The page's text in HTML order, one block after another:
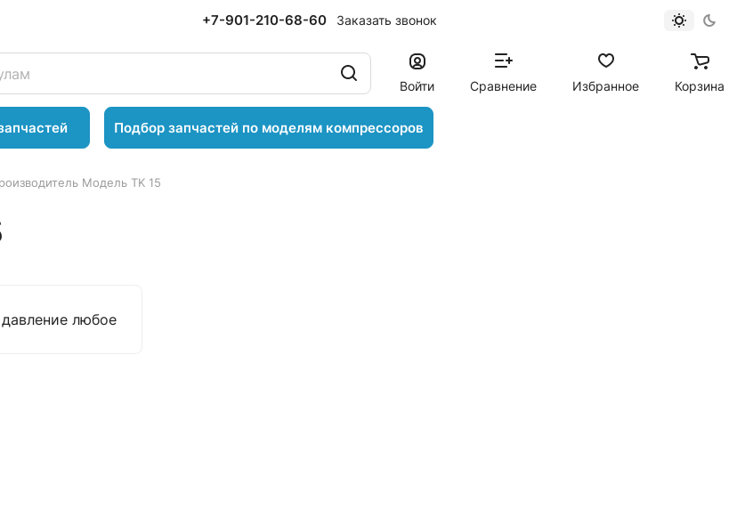
+7-901-210-68-60 Заказать звонок
Войти Сравнение Избранное Корзина
Подбор запчастей по моделям компрессоров
Модель TK 15
любое